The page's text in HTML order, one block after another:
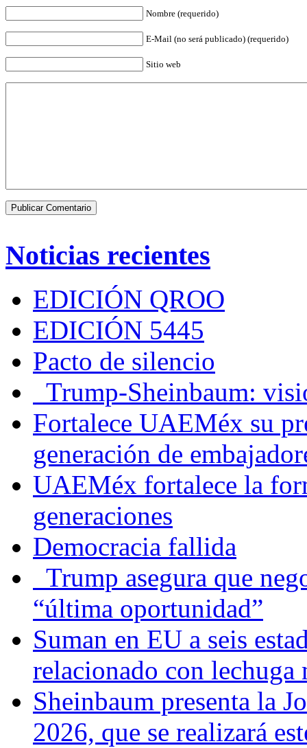
Nombre (requerido)
E-Mail (no será publicado) (requerido)
Sitio web
Noticias recientes
EDICIÓN QROO
EDICIÓN 5445
Pacto de silencio
Trump-Sheinbaum:
Fortalece UAEMéx su
generación de
UAEMéx fortalece la
generaciones
Democracia fallida
Trump asegura que
“última oportunidad”
Suman en EU a seis
relacionado con lechuga
Sheinbaum presenta la
2026, que se realizará